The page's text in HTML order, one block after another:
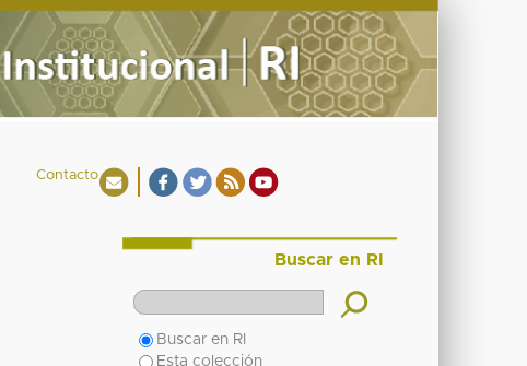
Contacto
Buscar en RI
Buscar en RI
Esta colección